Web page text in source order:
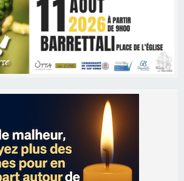
des producteurs à Cruculi le